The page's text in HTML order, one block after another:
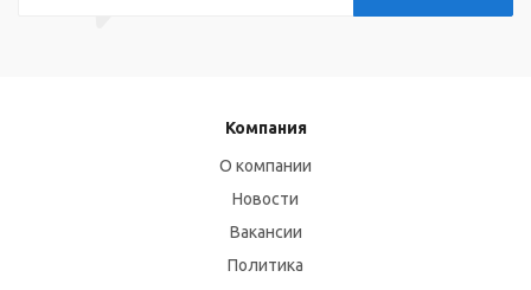
Компания
О компании
Новости
Вакансии
Политика